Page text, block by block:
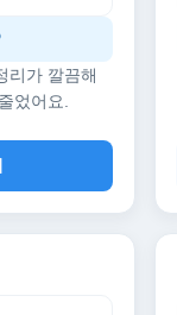
리가 깔끔해
었어요.